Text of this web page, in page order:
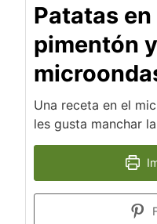
Patatas
pimentón
Una receta en el
les gusta manchar